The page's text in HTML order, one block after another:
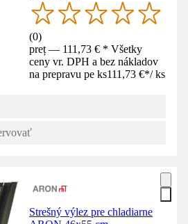
(0)
preț — 111,73 € * Všetky
ceny vr. DPH a bez nákladov
na prepravu pe ks111,73 €*/ ks
Strešný výlez pre chladiarne